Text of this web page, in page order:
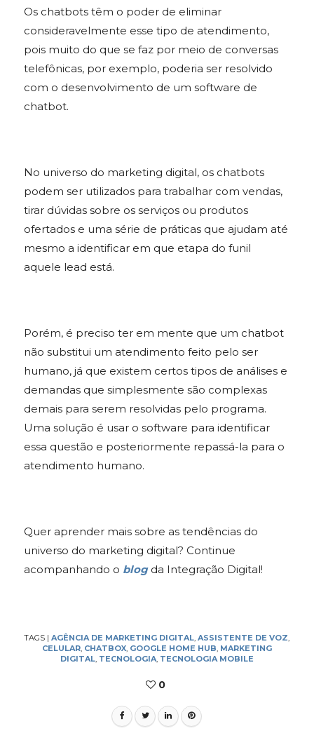
Os chatbots têm o poder de eliminar
consideravelmente esse tipo de atendimento,
pois muito do que se faz por meio de conversas
telefônicas, por exemplo, poderia ser resolvido
com o desenvolvimento de um software de
chatbot.
No universo do marketing digital, os chatbots
podem ser utilizados para trabalhar com vendas,
tirar dúvidas sobre os serviços ou produtos
ofertados e uma série de práticas que ajudam até
mesmo a identificar em que etapa do funil
aquele lead está.
Porém, é preciso ter em mente que um chatbot
não substitui um atendimento feito pelo ser
humano, já que existem certos tipos de análises e
demandas que simplesmente são complexas
demais para serem resolvidas pelo programa.
Uma solução é usar o software para identificar
essa questão e posteriormente repassá-la para o
atendimento humano.
Quer aprender mais sobre as tendências do
universo do marketing digital? Continue
acompanhando o blog da Integração Digital!
TAGS |AGÊNCIA DE MARKETING DIGITAL,ASSISTENTE DE VOZ,
CELULAR, CHATBOX, GOOGLE HOME HUB, MARKETING
DIGITAL, TECNOLOGIA, TECNOLOGIA MOBILE
0